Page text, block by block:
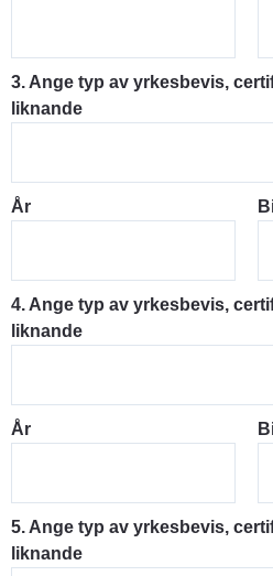
3. Ange typ av yrkesbevis,
liknande
År
4. Ange typ av yrkesbevis,
liknande
År
5. Ange typ av yrkesbevis,
liknande